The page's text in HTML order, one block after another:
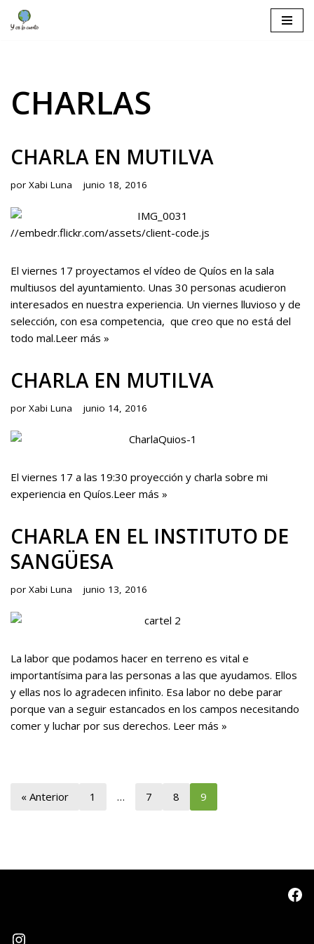
CHARLAS
CHARLA EN MUTILVA
por Xabi Luna junio 18, 2016
//embedr.flickr.com/assets/client-code.js
El viernes 17 proyectamos el vídeo de Quíos en la sala
multiusos del ayuntamiento. Unas 30 personas acudieron
interesados en nuestra experiencia. Un viernes lluvioso y de
selección, con esa competencia, que creo que no está del
todo mal.Leer más »
CHARLA EN MUTILVA
por Xabi Luna junio 14, 2016
El viernes 17 a las 19:30 proyección y charla sobre mi
experiencia en Quíos.Leer más »
CHARLA EN EL INSTITUTO DE
SANGÜESA
por Xabi Luna junio 13, 2016
La labor que podamos hacer en terreno es vital e
importantísima para las personas a las que ayudamos. Ellos
y ellas nos lo agradecen infinito. Esa labor no debe parar
porque van a seguir estancados en los campos necesitando
comer y luchar por sus derechos. Leer más »
« Anterior 1 … 7 8 9